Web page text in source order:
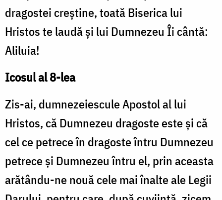
dragostei creştine, toată Biserica lui
Hristos te laudă şi lui Dumnezeu Îi cântă:
Aliluia!
Icosul al 8-lea
Zis-ai, dumnezeiescule Apostol al lui
Hristos, că Dumnezeu dragoste este şi că
cel ce petrece în dragoste întru Dumnezeu
petrece şi Dumnezeu întru el, prin aceasta
arătându-ne nouă cele mai înalte ale Legii